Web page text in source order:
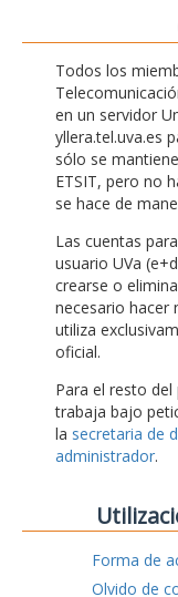
Todos los
en un servidor
yllera.tel.uva.es
sólo se
ETSIT, pero no
se hace de
Las cuentas
usuario UVa
crearse o
necesario hacer
utiliza
oficial.
Para el resto del
trabaja bajo
la secretaria de
administrador.
Forma de
Olvido de